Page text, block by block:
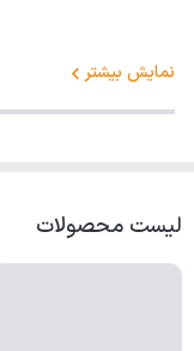
نمایش بیشتر
لیست محصولات